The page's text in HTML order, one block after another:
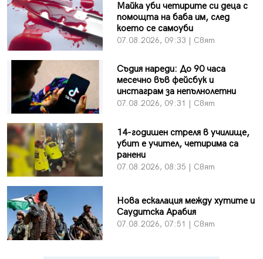
Майка уби четирите си деца с
помощта на баба им, след
което се самоуби
07.08.2026, 09:33 | Свят
Съдия нареди: До 90 часа
месечно във фейсбук и
инстаграм за непълнолетни
07.08.2026, 09:31 | Свят
14-годишен стреля в училище,
убит е учител, четирима са
ранени
07.08.2026, 08:35 | Свят
Нова ескалация между хутите и
Саудитска Арабия
07.08.2026, 07:51 | Свят